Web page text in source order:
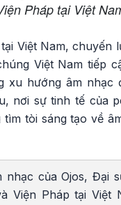
Pháp tại Việt
Việt Nam, chuyến
Việt Nam tiếp
xu hướng âm nhạc
nơi sự tinh tế của
tòi sáng tạo về
nhạc của Ojos, Đại
Viện Pháp tại Việt